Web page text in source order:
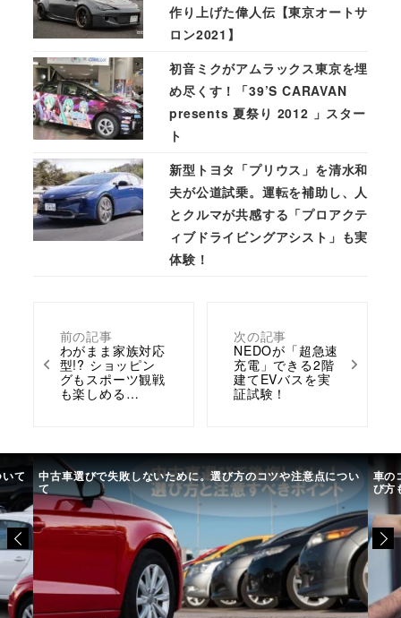
前の記事
わがまま家族対応
型!? ショッピン
グもスポーツ観戦
も楽しめる…
次の記事
NEDOが「超急速
充電」できる2階
建てEVバスを実
証試験！
作り上げた偉人伝【東京オートサ
ロン2021】
初音ミクがアムラックス東京を埋
め尽くす！「39’S CARAVAN
presents 夏祭り 2012 」スター
ト
新型トヨタ「プリウス」を清水和
夫が公道試乗。運転を補助し、人
とクルマが共感する「プロアクテ
ィブドライビングアシスト」も実
体験！
て 中古車選びで失敗しないために。選び方のコツや注意点につい
て
車の
び方